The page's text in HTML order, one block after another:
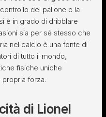
del pallone e la
è in grado di dribblare
sia per sé stesso che
nel calcio è una fonte di
di tutto il mondo,
fisiche uniche
forza.
di Lionel